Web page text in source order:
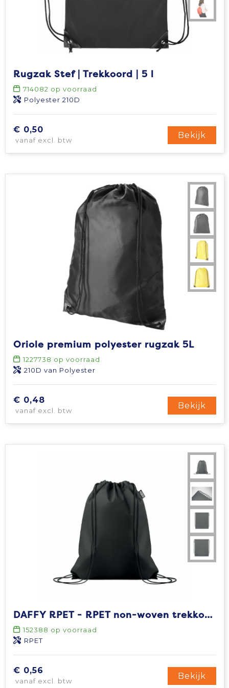
Rugzak Stef | Trekkoord | 5 l
714082 op voorraad
Polyester 210D
€ 0,50
vanaf excl. btw
Bekijk
Oriole premium polyester rugzak 5L
1227738 op voorraad
210D van Polyester
€ 0,48
vanaf excl. btw
Bekijk
DAFFY RPET - RPET non-woven trekkoordtas
152388 op voorraad
RPET
€ 0,56
vanaf excl. btw
Bekijk